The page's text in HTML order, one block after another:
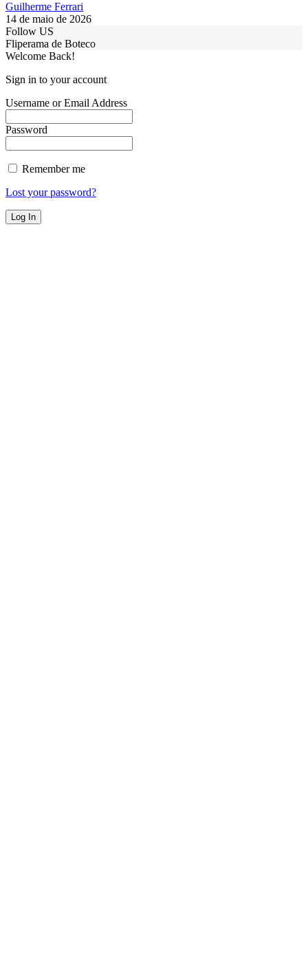
Guilherme Ferrari
14 de maio de 2026
Follow US
Fliperama de Boteco
Welcome Back!
Sign in to your account
Username or Email Address
Password
Remember me
Lost your password?